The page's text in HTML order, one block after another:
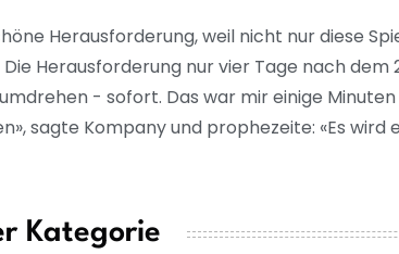
Herausforderung, weil nicht nur diese
Herausforderung nur vier Tage nach dem
- sofort. Das war mir einige
sagte Kompany und prophezeite: «Es wird
Kategorie